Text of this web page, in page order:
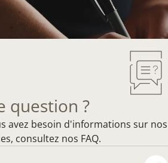
question ?
avez besoin d'informations sur nos
consultez nos FAQ.